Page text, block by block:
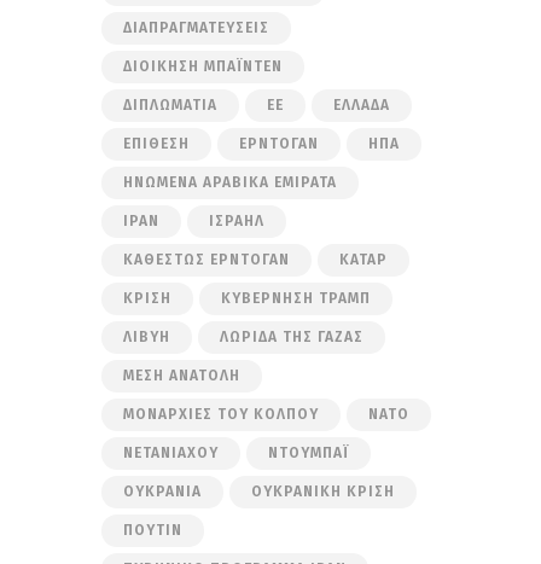
ΔΙΑΠΡΑΓΜΑΤΕΎΣΕΙΣ
ΔΙΟΊΚΗΣΗ ΜΠΆΙΝΤΕΝ
ΔΙΠΛΩΜΑΤΊΑ ΕΕ ΕΛΛΆΔΑ
ΕΠΊΘΕΣΗ ΕΡΝΤΟΓΆΝ ΗΠΑ
ΗΝΩΜΈΝΑ ΑΡΑΒΙΚΆ ΕΜΙΡΆΤΑ
ΙΡΆΝ ΙΣΡΑΉΛ
ΚΑΘΕΣΤΏΣ ΕΡΝΤΟΓΆΝ ΚΑΤΆΡ
ΚΡΊΣΗ ΚΥΒΈΡΝΗΣΗ ΤΡΑΜΠ
ΛΙΒΎΗ ΛΩΡΊΔΑ ΤΗΣ ΓΆΖΑΣ
ΜΈΣΗ ΑΝΑΤΟΛΉ
ΜΟΝΑΡΧΊΕΣ ΤΟΥ ΚΌΛΠΟΥ ΝΑΤΟ
ΝΕΤΑΝΙΆΧΟΥ ΝΤΟΥΜΠΆΙ
ΟΥΚΡΑΝΊΑ ΟΥΚΡΑΝΙΚΉ ΚΡΊΣΗ
ΠΟΎΤΙΝ